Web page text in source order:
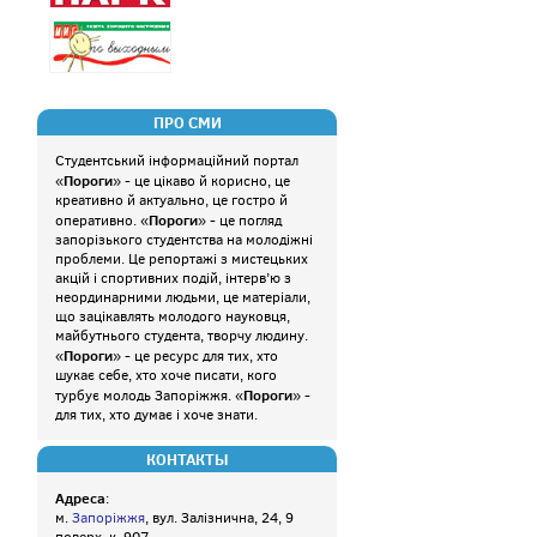
ПРО СМИ
Студентський інформаційний портал
«Пороги» - це цікаво й корисно, це
креативно й актуально, це гостро й
оперативно. «Пороги» - це погляд
запорізького студентства на молодіжні
проблеми. Це репортажі з мистецьких
акцій і спортивних подій, інтерв’ю з
неординарними людьми, це матеріали,
що зацікавлять молодого науковця,
майбутнього студента, творчу людину.
«Пороги» - це ресурс для тих, хто
шукає себе, хто хоче писати, кого
турбує молодь Запоріжжя. «Пороги» -
для тих, хто думає і хоче знати.
КОНТАКТЫ
Адреса:
м.Запоріжжя, вул. Залізнична, 24, 9